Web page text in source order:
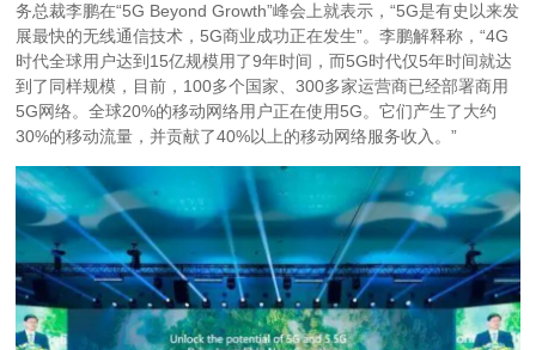
务总裁李鹏在“5G Beyond Growth”峰会上就表示，“5G是有史以来发
展最快的无线通信技术，5G商业成功正在发生”。李鹏解释称，“4G
时代全球用户达到15亿规模用了9年时间，而5G时代仅5年时间就达
到了同样规模，目前，100多个国家、300多家运营商已经部署商用
5G网络。全球20%的移动网络用户正在使用5G。它们产生了大约
30%的移动流量，并贡献了40%以上的移动网络服务收入。”